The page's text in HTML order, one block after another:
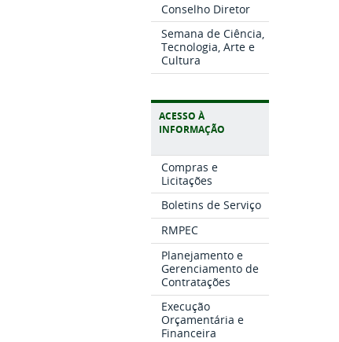
Conselho Diretor
Semana de Ciência,
Tecnologia, Arte e
Cultura
ACESSO À
INFORMAÇÃO
Compras e
Licitações
Boletins de Serviço
RMPEC
Planejamento e
Gerenciamento de
Contratações
Execução
Orçamentária e
Financeira